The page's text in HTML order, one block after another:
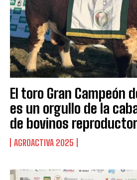
El toro Gran Campeón
es un orgullo de la
de bovinos
AGROACTIVA 2025